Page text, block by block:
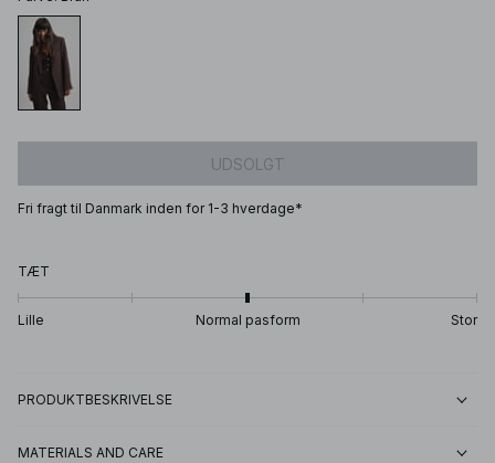
UDSOLGT
Fri fragt til Danmark inden for 1-3 hverdage*
TÆT
Lille Normal pasform Stor
PRODUKTBESKRIVELSE
MATERIALS AND CARE